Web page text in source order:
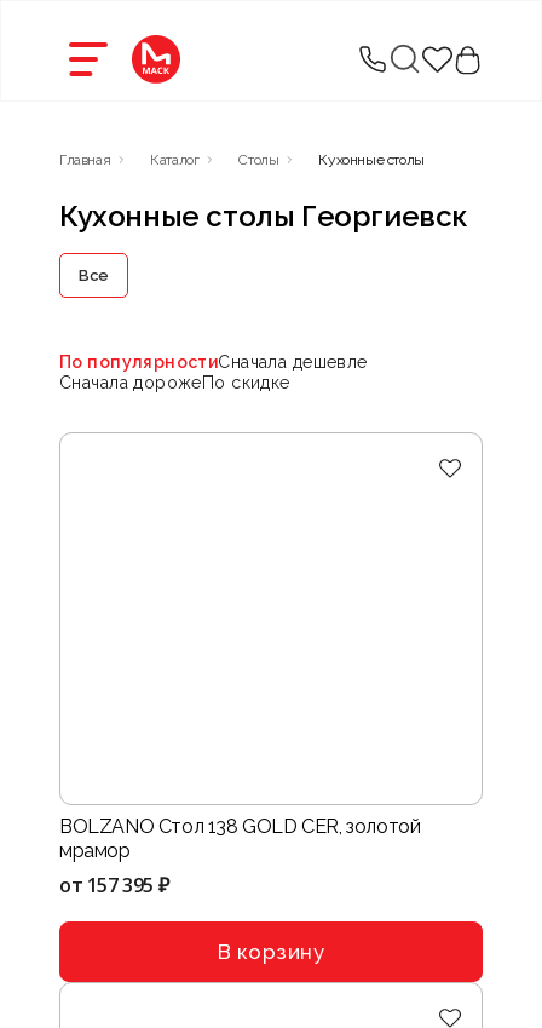
Главная Каталог Столы Кухонные столы
Кухонные столы Георгиевск
Все
По популярностиСначала дешевле
Сначала дорожеПо скидке
BOLZANO Стол 138 GOLD CER, золотой
мрамор
от 157 395 ₽
В корзину